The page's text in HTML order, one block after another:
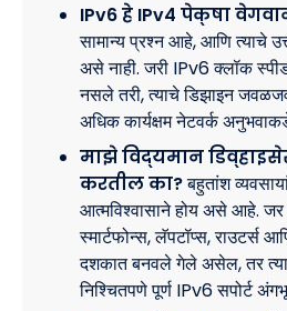
IPv6 हे IPv4 पेक्षा
सामान्य प्रश्न आहे, आणि त्याचे
असे नाही. जरी IPv6 क्लॉक
नसले तरी, त्याचे डिझाइन
अधिक कार्यक्षम नेटवर्क
माझे विद्यमान
करतील का?बहुतांश
आत्मविश्वासाने होय असे आहे.
स्मार्टफोन्स, लॅपटॉप्स, राउटर्स
दशकात बनवले गेले असेल, तर
निश्चितपणे पूर्ण IPv6 सपोर्ट